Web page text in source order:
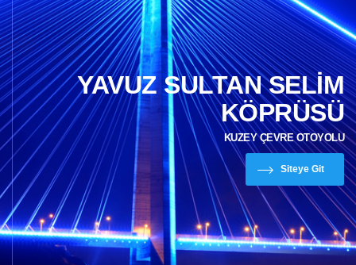
YAVUZ SULTAN SELİM
KÖPRÜSÜ
KUZEY ÇEVRE OTOYOLU
Siteye Git